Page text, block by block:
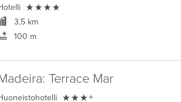

3,5 km
100 m
Terrace Mar
 +